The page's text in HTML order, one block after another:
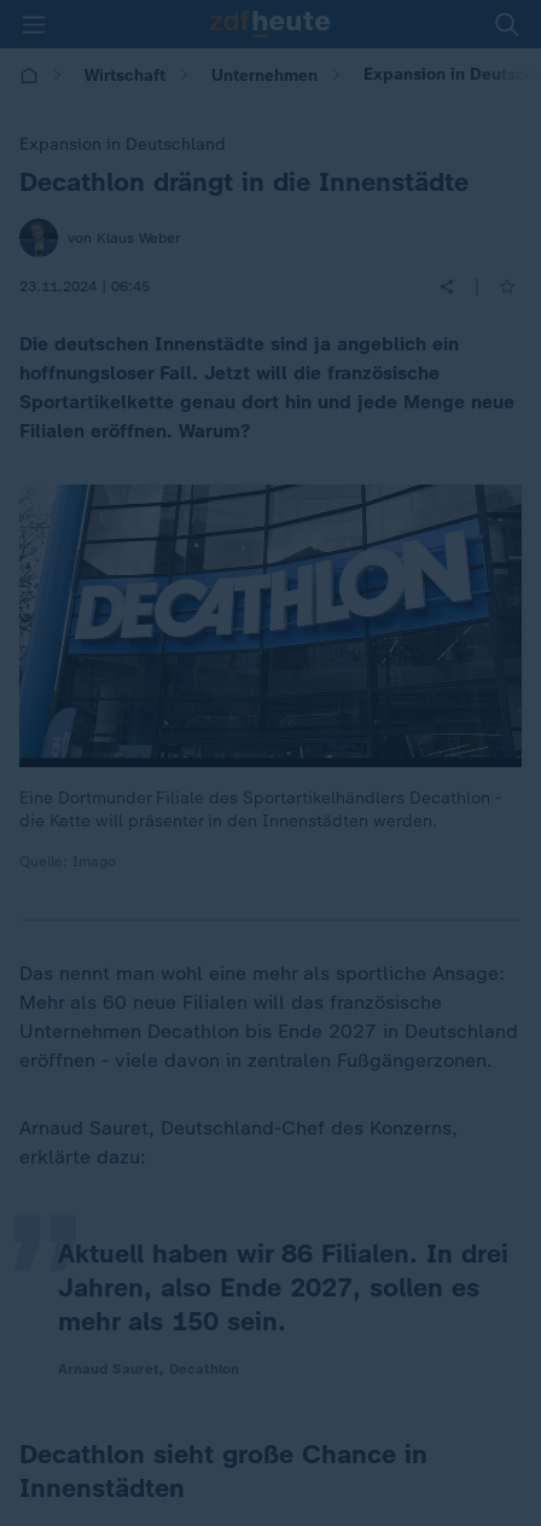
Wirtschaft Unternehmen Expansion in
Expansion in Deutschland
:Decathlon drängt in die Innenstädte
von Klaus Weber
23.11.2024 | 06:45
Die deutschen Innenstädte sind ja angeblich ein
hoffnungsloser Fall. Jetzt will die französische
Sportartikelkette genau dort hin und jede Menge neue
Filialen eröffnen. Warum?
Eine Dortmunder Filiale des Sportartikelhändlers Decathlon -
die Kette will präsenter in den Innenstädten werden.
Das nennt man wohl eine mehr als sportliche Ansage:
Mehr als 60 neue Filialen will das französische
Unternehmen Decathlon bis Ende 2027 in Deutschland
eröffnen - viele davon in zentralen Fußgängerzonen.
Arnaud Sauret, Deutschland-Chef des Konzerns,
erklärte dazu:
Aktuell haben wir 86 Filialen. In drei
Jahren, also Ende 2027, sollen es
mehr als 150 sein.
„
Decathlon sieht große Chance in
Innenstädten